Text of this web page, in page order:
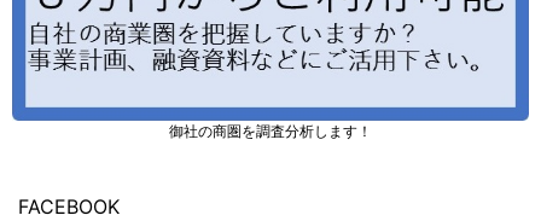
御社の商圏を調査分析します！
FACEBOOK